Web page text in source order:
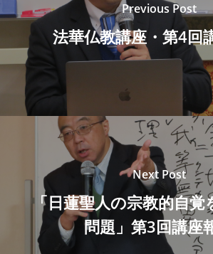
Previous Post
法華仏教講座・第4回
Next Post
「日蓮聖人の宗教的自覚
問題」第3回講座